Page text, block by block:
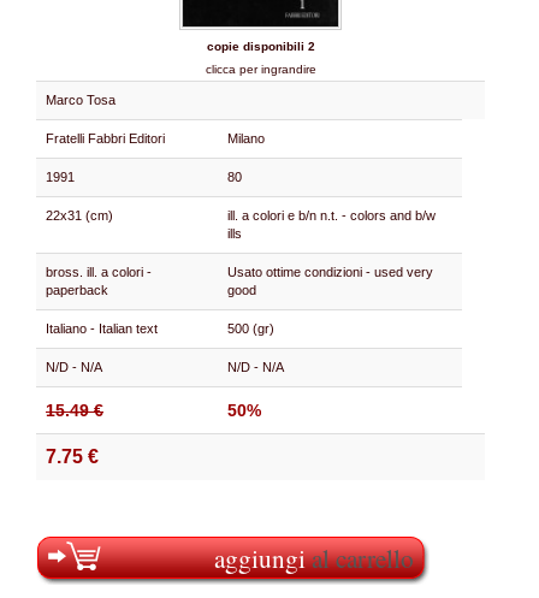
copie disponibili 2
clicca per ingrandire
Marco Tosa
Fratelli Fabbri Editori Milano
1991 80
22x31 (cm)
ill. a colori e b/n n.t. - colors and b/w
ills
bross. ill. a colori -
paperback
Usato ottime condizioni - used very
good
Italiano - Italian text 500 (gr)
N/D - N/A N/D - N/A
15.49 € 50%
7.75 €
aggiungial carrello